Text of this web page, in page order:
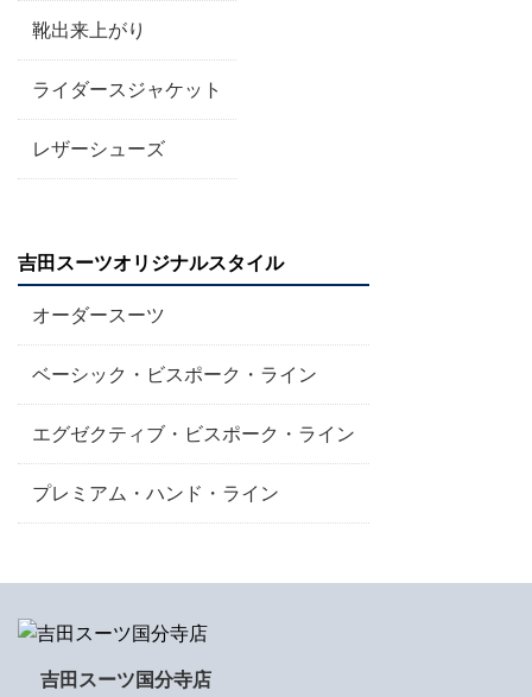
靴出来上がり
ライダースジャケット
レザーシューズ
吉田スーツオリジナルスタイル
オーダースーツ
ベーシック・ビスポーク・ライン
エグゼクティブ・ビスポーク・ライン
プレミアム・ハンド・ライン
吉田スーツ国分寺店